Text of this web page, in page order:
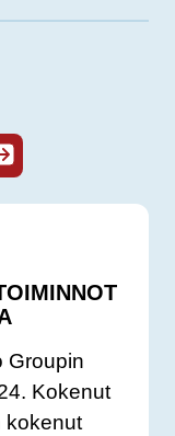
Groupin
Kokenut
kokenut